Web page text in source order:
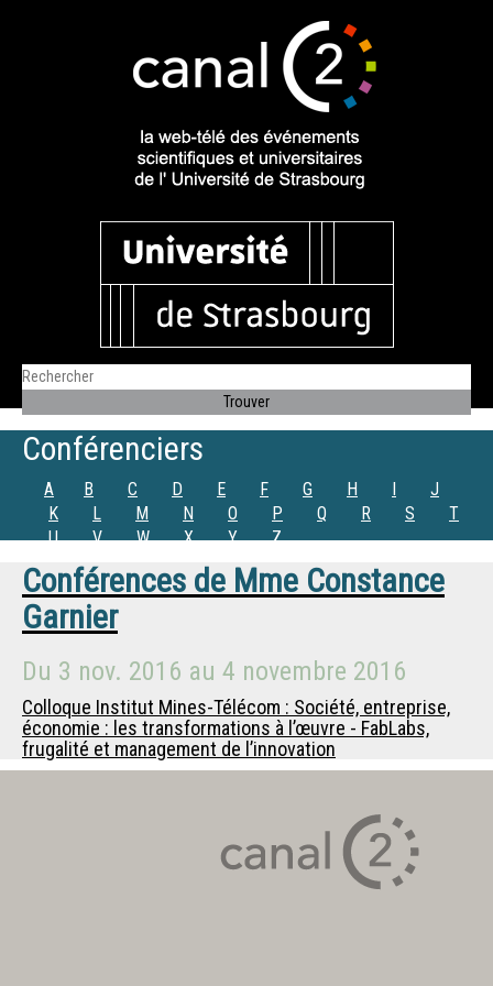
Conférenciers
A B C D E F G H I
J
K
L M N O P Q R S
T
U
V W X Y Z
Conférences de Mme Constance
Garnier
Du 3 nov. 2016 au 4 novembre 2016
Colloque Institut Mines-Télécom : Société, entreprise,
économie : les transformations à l’œuvre - FabLabs,
frugalité et management de l’innovation